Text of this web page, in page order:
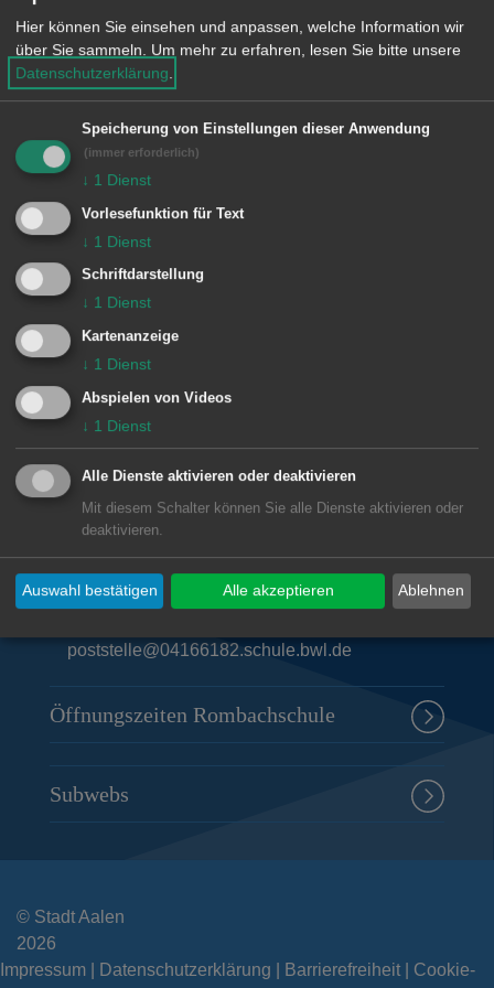
n
73434 Aalen
Telefon: 07361 42787
Fax: 07361 555346
E-Mail:
poststelle@04166182.schule.bwl.de
Einrichtung
Rombachschule
Unsere Anschrift
Rombachschule
Fuchsweg 27
73434Aalen
poststelle@04166182.schule.bwl.de
Öffnungszeiten Rombachschule
Subwebs
© Stadt Aalen
2026
Impressum
Datenschutzerklärung Barrierefreiheit
Cookie-
Hier können Sie einsehen und anpassen, welche Information wir
über Sie sammeln.
Um mehr zu erfahren, lesen Sie bitte unsere
Datenschutzerklärung
Speicherung von Einstellungen dieser Anwendung
(immer erforderlich)
↓ 1 Dienst
Vorlesefunktion für Text
↓ 1 Dienst
Schriftdarstellung
↓ 1 Dienst
Kartenanzeige
↓ 1 Dienst
Abspielen von Videos
↓ 1 Dienst
Alle Dienste aktivieren oder deaktivieren
Mit diesem Schalter können Sie alle Dienste aktivieren oder
deaktivieren.
Ablehnen
Auswahl bestätigen Alle akzeptieren